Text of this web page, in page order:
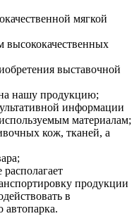
мягкой
высококачественных
выставочной
нашу продукцию;
информации
материалам;
кож, тканей, а
продукции
в
автопарка.